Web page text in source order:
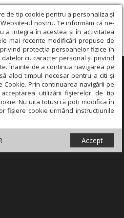
de tip cookie pentru a personaliza și
ul nostru. Te informăm că ne-
a integra în acestea și în activitatea
mai recente modificări propuse de
privind protecția persoanelor fizice în
cu caracter personal și privind
Înainte de a continua navigarea pe
aloci timpul necesar pentru a citi și
Cookie. Prin continuarea navigării pe
utilizării fişierelor de tip
Nu uita totuși că poți modifica în
fişiere cookie urmând instrucțiunile
Accept
×